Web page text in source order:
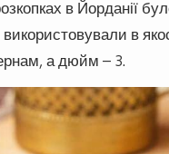
в Йорданії
в
а дюйм – 3.